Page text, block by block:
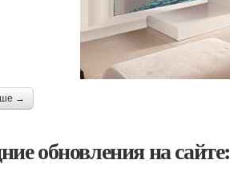
→
обновления на сайте: